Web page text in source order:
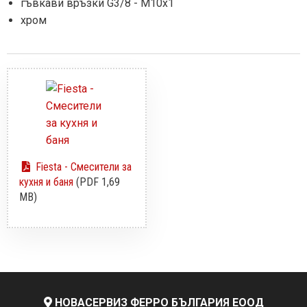
гъвкави връзки G3/8 - M10x1
хром
Fiesta - Смесители за
кухня и баня (PDF 1,69
MB)
НОВАСЕРВИЗ ФЕРРО БЪЛГАРИЯ ЕООД